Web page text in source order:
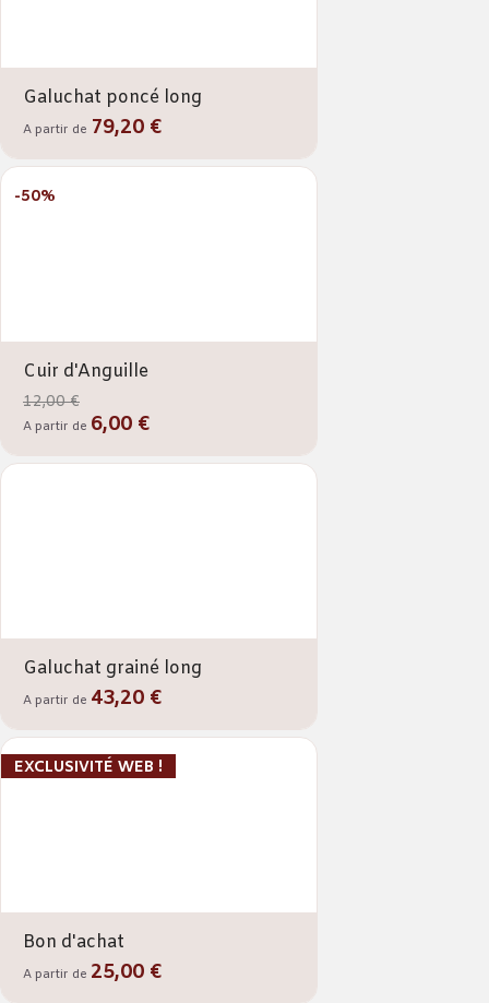
Galuchat poncé long
A partir de 79,20 €
Cuir d'Anguille
12,00 €
-50%
A partir de 6,00 €
Galuchat grainé long
A partir de 43,20 €
Bon d'achat
EXCLUSIVITÉ WEB !
A partir de 25,00 €